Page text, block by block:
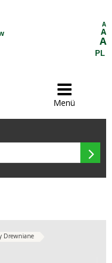
A
A
A
PL

Menü

Drewniane